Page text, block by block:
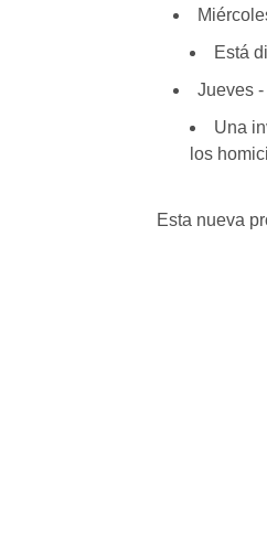
Está
Jueves -
Una
los
Esta nueva